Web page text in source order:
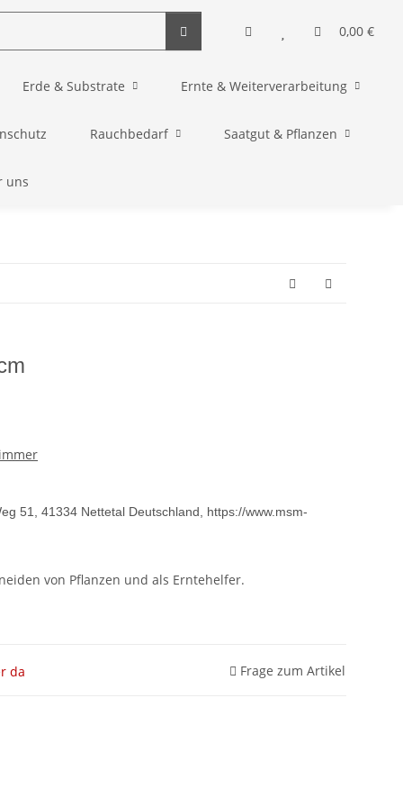
0,00 €
Erde & Substrate Ernte & Weiterverarbeitung
Rauchbedarf Saatgut & Pflanzen
uns
51, 41334 Nettetal Deutschland, https://www.msm-
von Pflanzen und als Erntehelfer.
da Frage zum Artikel